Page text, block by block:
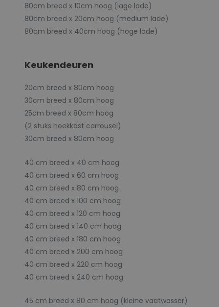
80cm breed x 10cm hoog (lage lade)
80cm breed x 20cm hoog (medium lade)
80cm breed x 40cm hoog (hoge lade)
Keukendeuren
20cm breed x 80cm hoog
30cm breed x 80cm hoog
25cm breed x 80cm hoog
(2 stuks hoekkast carrousel)
30cm breed x 80cm hoog
40 cm breed x 40 cm hoog
40 cm breed x 60 cm hoog
40 cm breed x 80 cm hoog
40 cm breed x 100 cm hoog
40 cm breed x 120 cm hoog
40 cm breed x 140 cm hoog
40 cm breed x 180 cm hoog
40 cm breed x 200 cm hoog
40 cm breed x 220 cm hoog
40 cm breed x 240 cm hoog
45 cm breed x 80 cm hoog (kleine vaatwasser)